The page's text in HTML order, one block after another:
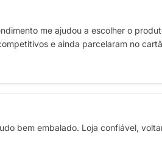
me ajudou a escolher o
e ainda parcelaram no
bem embalado. Loja confiável,